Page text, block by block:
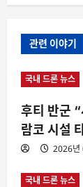
관련 이야기
국내 드론 뉴스
후티 반군
람코 시설
2026년
국내 드론 뉴스